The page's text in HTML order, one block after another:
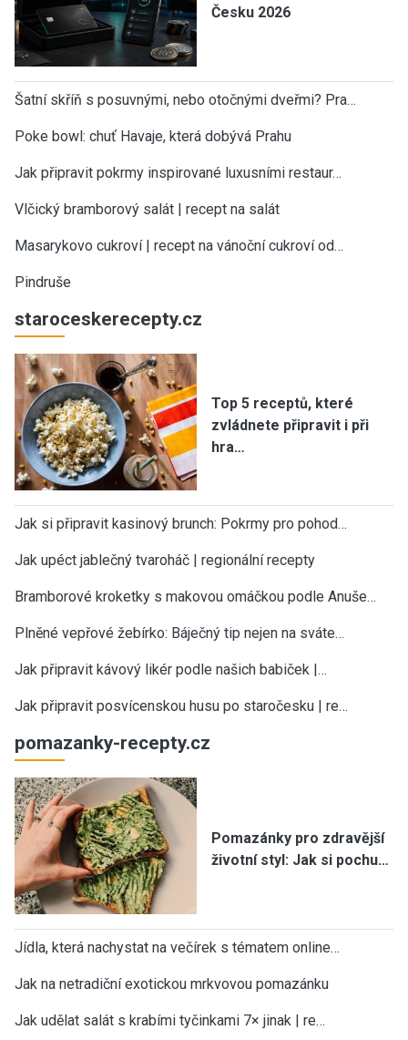
Česku 2026
Šatní skříň s posuvnými, nebo otočnými dveřmi? Pra…
Poke bowl: chuť Havaje, která dobývá Prahu
Jak připravit pokrmy inspirované luxusními restaur…
Vlčický bramborový salát | recept na salát
Masarykovo cukroví | recept na vánoční cukroví od…
Pindruše
staroceskerecepty.cz
Top 5 receptů, které
zvládnete připravit i při
hra…
Jak si připravit kasinový brunch: Pokrmy pro pohod…
Jak upéct jablečný tvaroháč | regionální recepty
Bramborové kroketky s makovou omáčkou podle Anuše…
Plněné vepřové žebírko: Báječný tip nejen na sváte…
Jak připravit kávový likér podle našich babiček |…
Jak připravit posvícenskou husu po staročesku | re…
pomazanky-recepty.cz
Pomazánky pro zdravější
životní styl: Jak si pochu…
Jídla, která nachystat na večírek s tématem online…
Jak na netradiční exotickou mrkvovou pomazánku
Jak udělat salát s krabími tyčinkami 7× jinak | re…